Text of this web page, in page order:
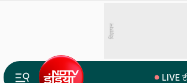
विज्ञापन
LIVE